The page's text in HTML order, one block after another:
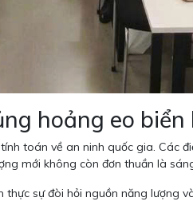
hoảng eo
toán về an ninh quốc gia. Các
mới không còn đơn thuần là
sự đòi hỏi nguồn năng lượng